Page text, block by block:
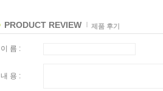
PRODUCT REVIEW 제품 후기
이 름 :
내 용 :